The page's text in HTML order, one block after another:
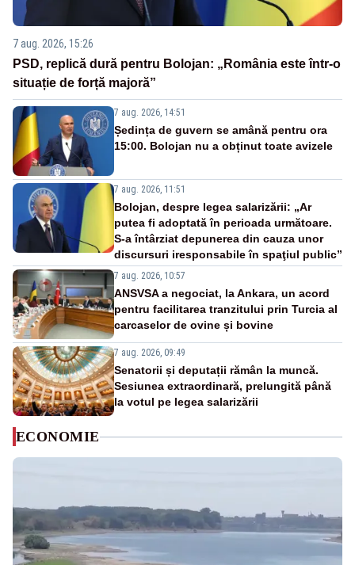
7 aug. 2026, 15:26
PSD, replică dură pentru Bolojan: „România este într-o
situație de forță majoră”
7 aug. 2026, 14:51
Ședința de guvern se amână pentru ora
15:00. Bolojan nu a obținut toate avizele
7 aug. 2026, 11:51
Bolojan, despre legea salarizării: „Ar
putea fi adoptată în perioada următoare.
S-a întârziat depunerea din cauza unor
discursuri iresponsabile în spaţiul public”
7 aug. 2026, 10:57
ANSVSA a negociat, la Ankara, un acord
pentru facilitarea tranzitului prin Turcia al
carcaselor de ovine și bovine
7 aug. 2026, 09:49
Senatorii și deputații rămân la muncă.
Sesiunea extraordinară, prelungită până
la votul pe legea salarizării
ECONOMIE